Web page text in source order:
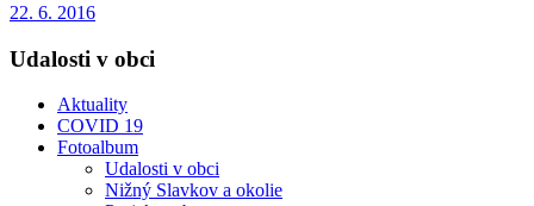
22. 6. 2016
Udalosti v obci
Aktuality
COVID 19
Fotoalbum
Udalosti v obci
Nižný Slavkov a okolie